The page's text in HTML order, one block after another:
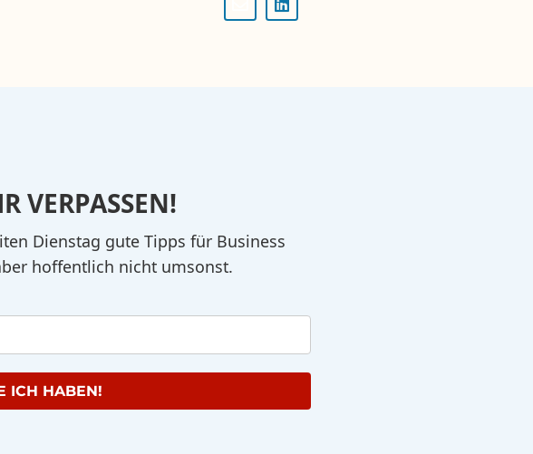
VERPASSEN!
Dienstag gute Tipps für Business
hoffentlich nicht umsonst.
ICH HABEN!